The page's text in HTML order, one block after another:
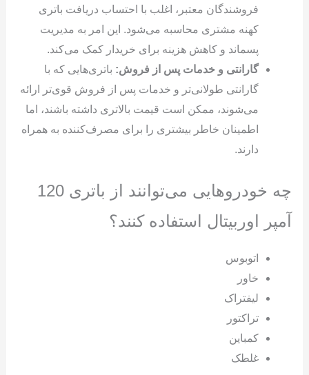
فروشندگان معتبر، اغلب با احتساب دریافت باتری
کهنه مشتری محاسبه می‌شود. این امر به مدیریت
پسماند و کاهش هزینه برای خریدار کمک می‌کند.
گارانتی و خدمات پس از فروش: باتری‌هایی که با
گارانتی طولانی‌تر و خدمات پس از فروش قوی‌تر ارائه
می‌شوند، ممکن است قیمت بالاتری داشته باشند، اما
اطمینان خاطر بیشتری را برای مصرف‌کننده به همراه
دارند.
چه خودروهایی می‌توانند از باتری 120
آمپر اوربیتال استفاده کنند؟
اتوبوس
خاور
لیفتراک
تراکتور
کمباین
غلطک